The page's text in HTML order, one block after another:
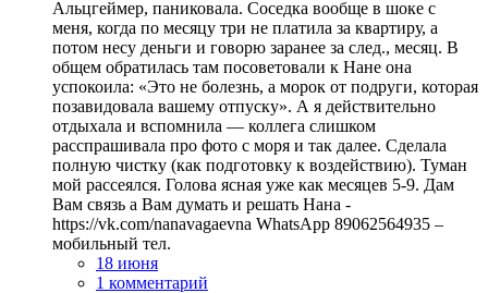
Альцгеймер, паниковала. Соседка вообще в шоке с
меня, когда по месяцу три не платила за квартиру, а
потом несу деньги и говорю заранее за след., месяц. В
общем обратилась там посоветовали к Нане она
успокоила: «Это не болезнь, а морок от подруги, которая
позавидовала вашему отпуску». А я действительно
отдыхала и вспомнила — коллега слишком
расспрашивала про фото с моря и так далее. Сделала
полную чистку (как подготовку к воздействию). Туман
мой рассеялся. Голова ясная уже как месяцев 5-9. Дам
Вам связь а Вам думать и решать Нана -
https://vk.com/nanavagaevna WhatsApp 89062564935 –
мобильный тел.
18 июня
1 комментарий